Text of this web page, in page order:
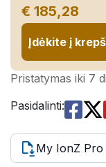
€ 185,28
Įdėkite į
Pristatymas iki 7
Pasidalinti:
My IonZ